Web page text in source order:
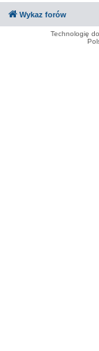
Wykaz forów
Technologię